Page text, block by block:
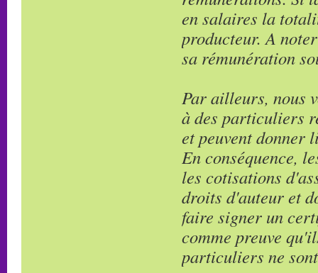
en salaires la
producteur. A
sa rémunération
Par ailleurs, nous
à des particuliers
et peuvent donner
En conséquence,
les cotisations
droits d'auteur et
faire signer un
comme preuve
particuliers ne